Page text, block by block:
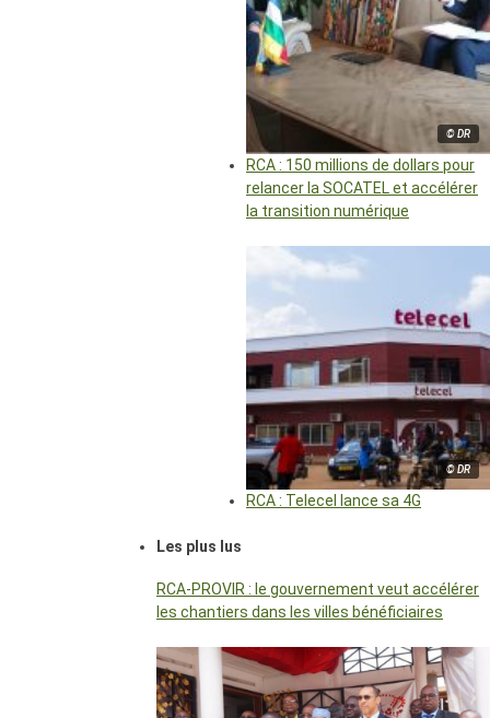
© DR
RCA : 150 millions de dollars pour
relancer la SOCATEL et accélérer
la transition numérique
© DR
RCA : Telecel lance sa 4G
Les plus lus
RCA-PROVIR : le gouvernement veut accélérer
les chantiers dans les villes bénéficiaires